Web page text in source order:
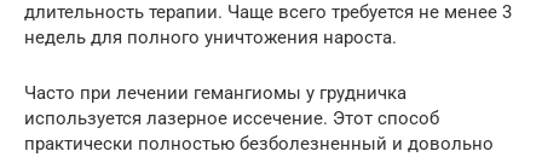
длительность терапии. Чаще всего требуется не менее 3
недель для полного уничтожения нароста.
Часто при лечении гемангиомы у грудничка
используется лазерное иссечение. Этот способ
практически полностью безболезненный и довольно